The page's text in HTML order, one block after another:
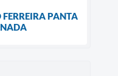
PANTA